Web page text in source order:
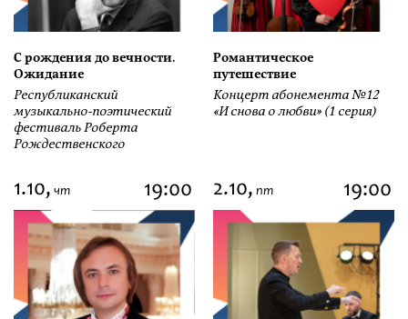
С рождения до вечности.
Ожидание
Республиканский
музыкально-поэтический
фестиваль Роберта
Рождественского
Романтическое
путешествие
Концерт абонемента №12
«И снова о любви» (1 серия)
1.10, чт 19:00 2.10, пт 19:00